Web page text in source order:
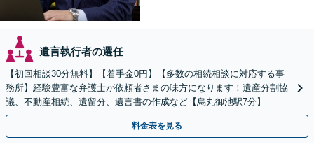
遺言執行者の選任
【初回相談30分無料】【着手金0円】【多数の相続相談に対応する事
務所】経験豊富な弁護士が依頼者さまの味方になります！遺産分割協
議、不動産相続、遺留分、遺言書の作成など【烏丸御池駅7分】
料金表を見る